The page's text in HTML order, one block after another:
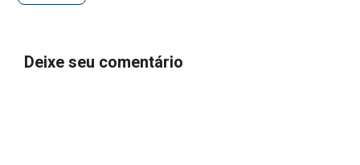
Deixe seu comentário